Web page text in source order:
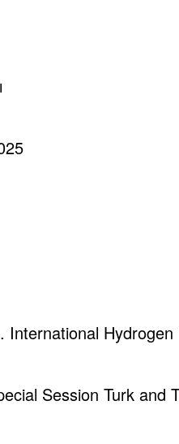
International Hydrogen
Session Turk and